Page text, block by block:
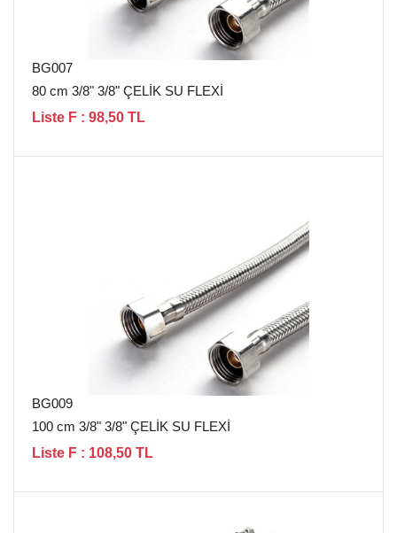
BG007
80 cm 3/8" 3/8" ÇELİK SU FLEXİ
Liste F : 98,50 TL
BG009
100 cm 3/8" 3/8" ÇELİK SU FLEXİ
Liste F : 108,50 TL